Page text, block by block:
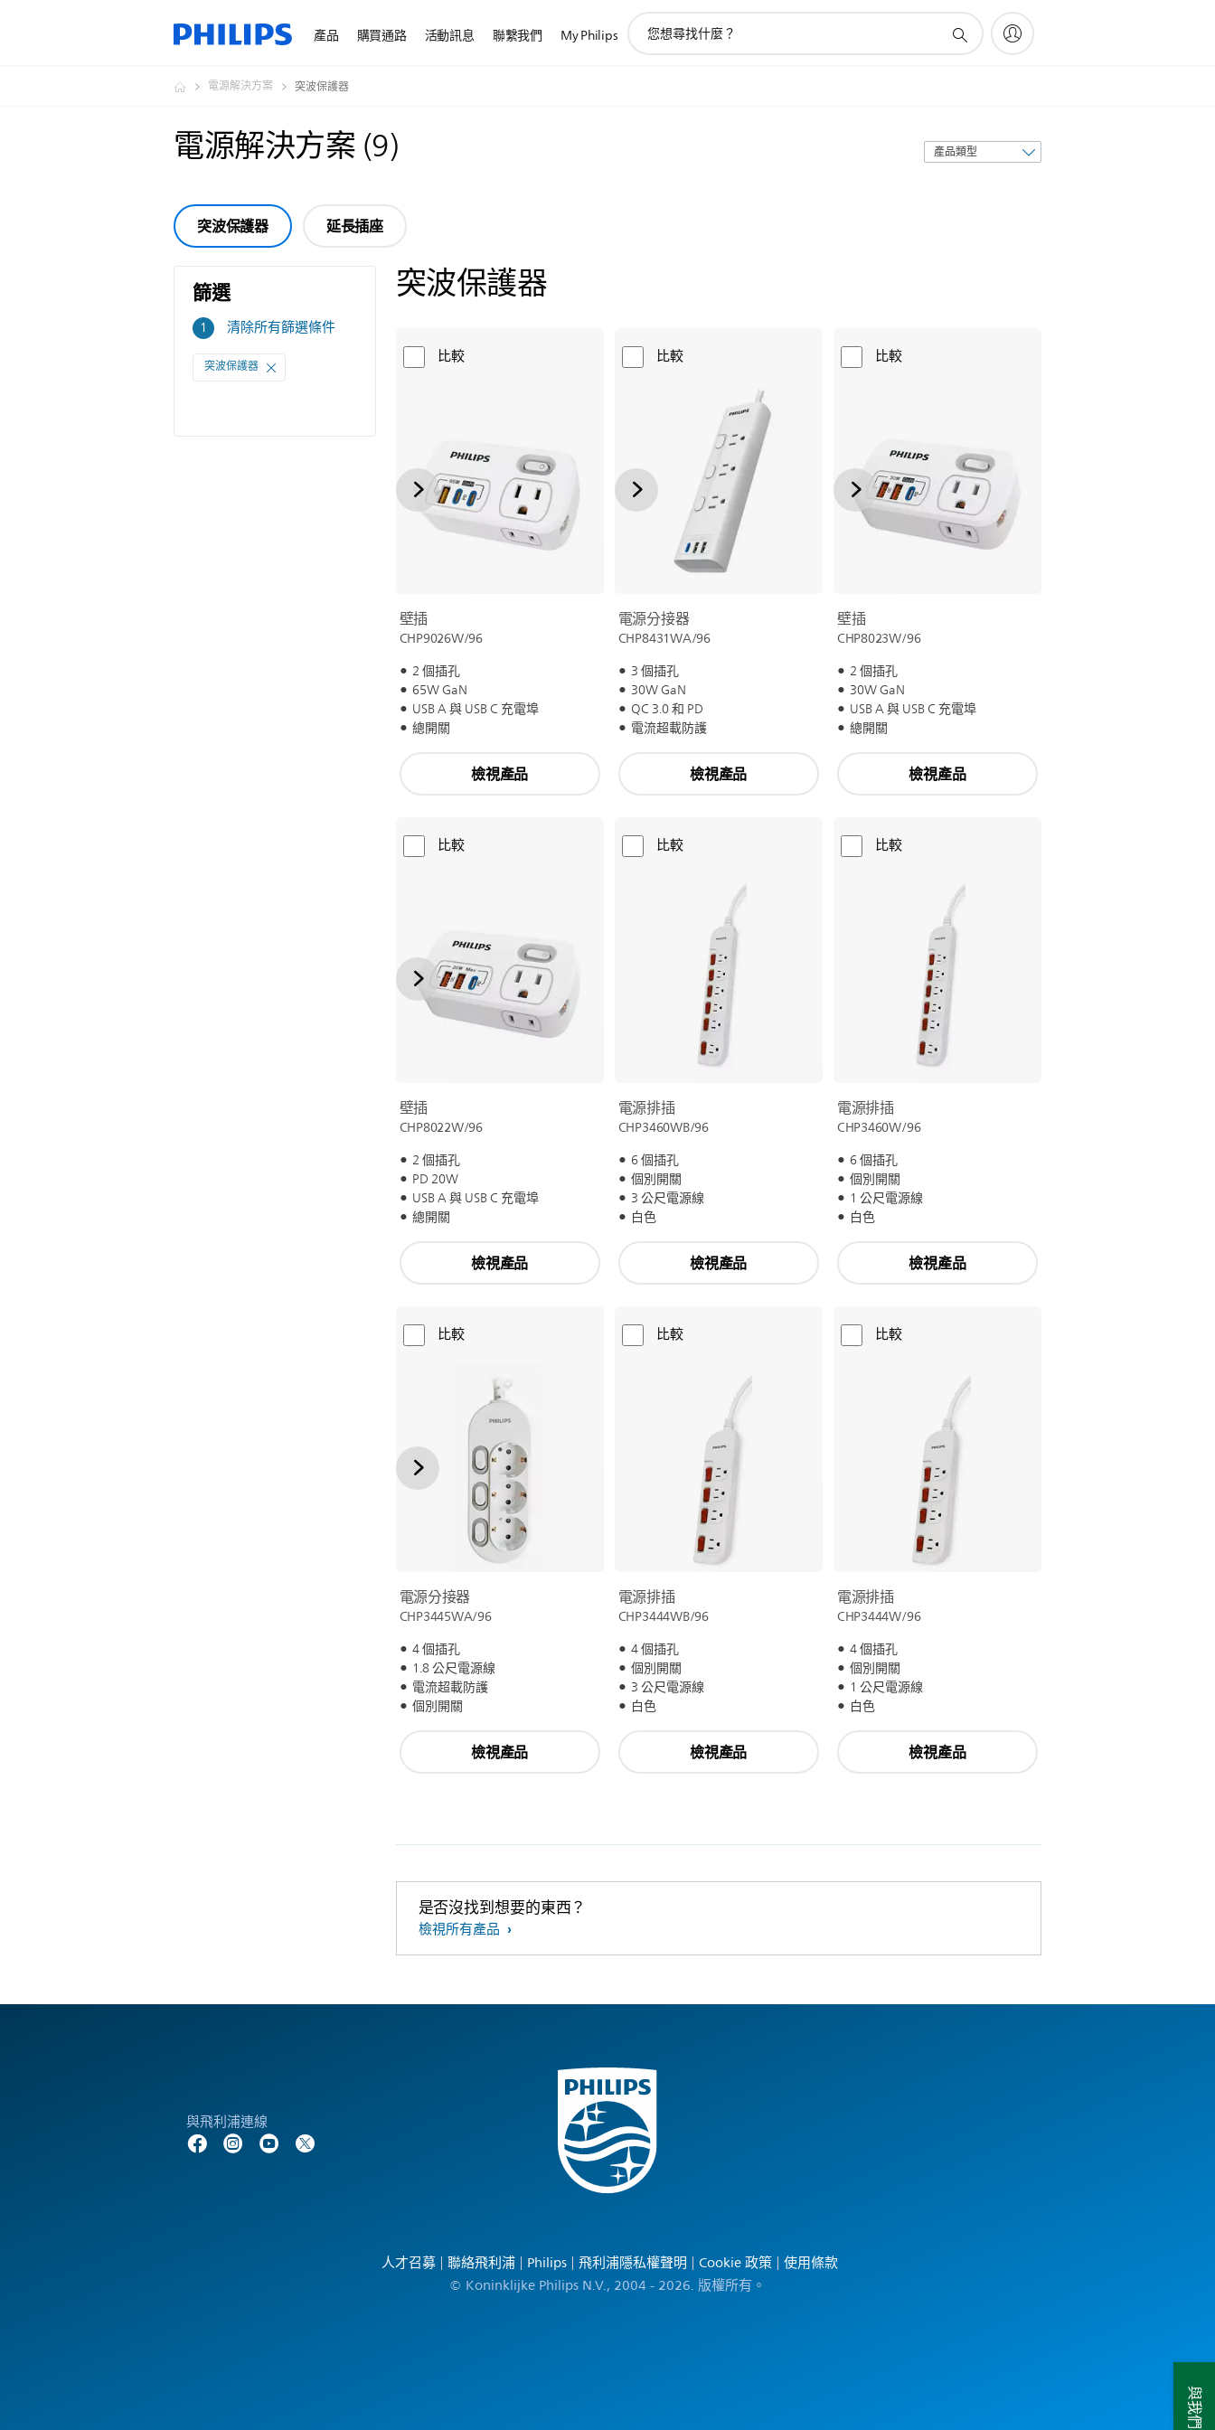
產品 購買通路 活動訊息 聯繫我們 My Philips
電源解決方案 突波保護器
電源解決方案(9)
排
序
突波保護器 延長插座
篩選
1
篩
清除所有篩選條件
突波保護器
突波保護器
比較
壁插
CHP9026W/96
2 個插孔
65W GaN
USB A 與 USB C 充電埠
總開關
檢視產品
比較
電源分接器
CHP8431WA/96
3 個插孔
30W GaN
QC 3.0 和 PD
電流超載防護
檢視產品
比較
壁插
CHP8023W/96
2 個插孔
30W GaN
USB A 與 USB C 充電埠
總開關
檢視產品
比較
壁插
CHP8022W/96
2 個插孔
PD 20W
USB A 與 USB C 充電埠
總開關
檢視產品
比較
電源排插
CHP3460WB/96
6 個插孔
個別開關
3 公尺電源線
白色
檢視產品
比較
電源排插
CHP3460W/96
6 個插孔
個別開關
1 公尺電源線
白色
檢視產品
比較
電源分接器
CHP3445WA/96
4 個插孔
1.8 公尺電源線
電流超載防護
個別開關
檢視產品
比較
電源排插
CHP3444WB/96
4 個插孔
個別開關
3 公尺電源線
白色
檢視產品
比較
電源排插
CHP3444W/96
4 個插孔
個別開關
1 公尺電源線
白色
檢視產品
是否沒找到想要的東西？
檢視所有產品
與飛利浦連線
人才召募 聯絡飛利浦 Philips 飛利浦隱私權聲明 Cookie 政策 使用條款
© Koninklijke Philips N.V., 2004 - 2026. 版權所有。